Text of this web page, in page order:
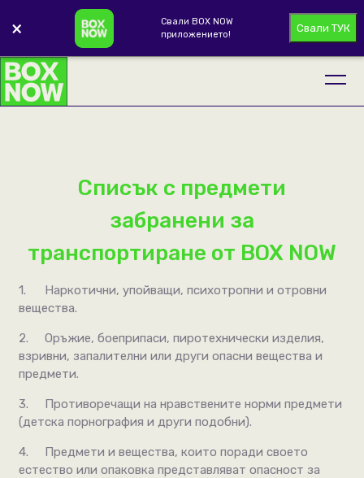
×
Свали BOX NOW
приложението!
Свали ТУК
Списък с предмети
забранени за
транспортиране от BOX NOW
1.
Наркотични, упойващи, психотропни и отровни
вещества.
2.
Oръжие, боеприпаси, пиротехнически изделия,
взривни, запалителни или други опасни вещества и
предмети.
3.
Противоречащи на нравствените норми предмети
(детска порнография и други подобни).
4.
Предмети и вещества, които поради своето
естество или опаковка представляват опасност за